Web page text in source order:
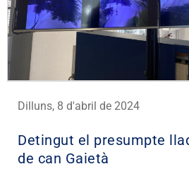
Dilluns, 8 d'abril de 2024
Detingut el presumpte
de can Gaietà